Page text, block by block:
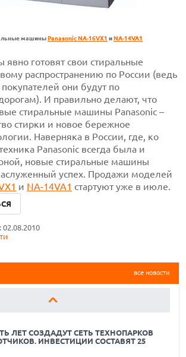
машиныPanasonic NA-16VX1 иNA-14VA1
готовят свои стиральные
распространению по России (ведь
покупателей они будут по
И правильно делают, что
стиральные машины Panasonic –
стирки и новое бережное
Наверняка в России, где, ко
Panasonic всегда была и
новые стиральные машины
успех. Продажи моделей
и NA-14VA1 стартуют уже в июле.
все новости
СНИЖАЮТ ИЗДЕРЖКИ
15–20% НА ПЛЕЧАХ СВЫШЕ 700 КМ
ЛЕТ СОЗДАДУТ СЕТЬ ТЕХНОПАРКОВ
ИНВЕСТИЦИИ СОСТАВЯТ 25